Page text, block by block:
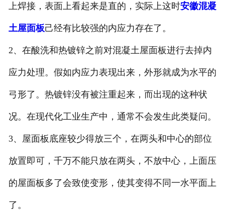
上焊接，表面上看起来是直的，实际上这时安徽混凝
土屋面板己经有比较强的内应力存在了。
2、在酸洗和热镀锌之前对混凝土屋面板进行去掉内
应力处理。假如内应力表现出来，外形就成为水平的
弓形了。热镀锌没有被注重起来，而出现的这种状
况。在现代化工业生产中，通常不会发生此类疑问。
3、屋面板底座较少得放三个，在两头和中心的部位
放置即可，千万不能只放在两头，不放中心，上面压
的屋面板多了会致使变形，使其变得不同一水平面上
了。